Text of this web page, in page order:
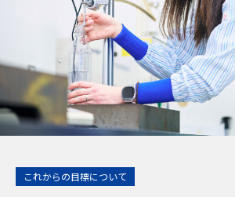
これからの目標について